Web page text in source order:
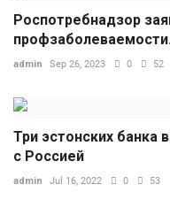
Роспотребнадзор
admin Sep 26, 2023 0 52
Три эстонских банка
с Россией
admin Jul 16, 2022 0 53